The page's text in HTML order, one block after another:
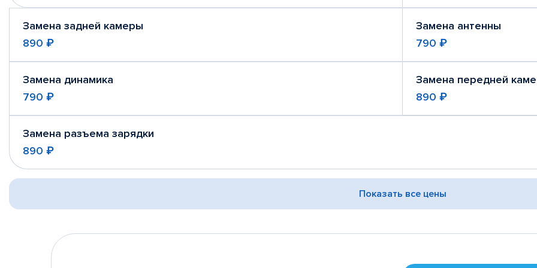
Замена задней камеры
890 ₽
Замена антенны
790 ₽
Замена динамика
790 ₽
Замена передней
890 ₽
Замена разъема зарядки
890 ₽
Показать все цены